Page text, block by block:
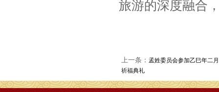
旅游的深度融合
上一条： 孟姓委员会参加乙巳年二
祈福典礼